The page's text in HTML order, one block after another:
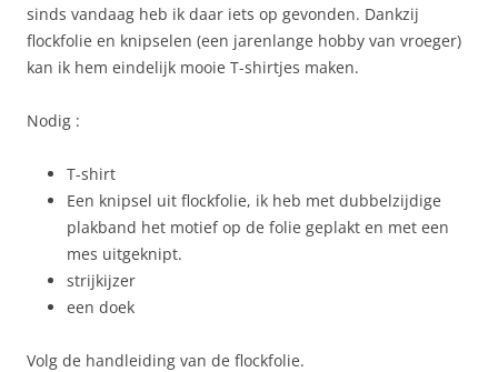
sinds vandaag heb ik daar iets op gevonden. Dankzij
flockfolie en knipselen (een jarenlange hobby van vroeger)
kan ik hem eindelijk mooie T-shirtjes maken.
Nodig :
T-shirt
Een knipsel uit flockfolie, ik heb met dubbelzijdige
plakband het motief op de folie geplakt en met een
mes uitgeknipt.
strijkijzer
een doek
Volg de handleiding van de flockfolie.